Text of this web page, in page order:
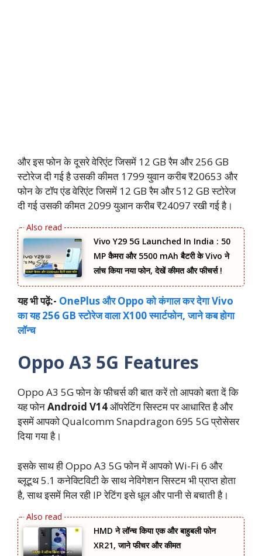
और इस फोन के दूसरे वेरिएंट जिसमें 12 GB रैम और 256 GB
स्टोरेज दी गई है उसकी कीमत 1799 युवान करीब ₹20653 और
फोन के टॉप एंड वेरिएंट जिसमें 12 GB रैम और 512 GB स्टोरेज
दी गई उसकी कीमत 2099 युआन करीब ₹24097 रखी गई है।
Vivo Y29 5G Launched In India : 50
MP कैमरा और 5500 mAh बैटरी के Vivo ने
लांच किया नया फोन, देखें कीमत और फीचर्स !
यह भी पढ़ें:- OnePlus और Oppo को कंगाल कर देगा Vivo
का यह 256 GB स्टोरेज वाला X100 स्मार्टफोन, जाने कब होगा
लॉन्च
Oppo A3 5G Features
Oppo A3 5G फोन के फीचर्स की बात करें तो आपको बता दें कि
यह फोनAndroid V14ऑपरेटिंग सिस्टम पर आधारित है और
इसमें आपको Qualcomm Snapdragon 695 5G प्रोसेसर
दिया गया है।
इसके साथ ही Oppo A3 5G फोन में आपको Wi-Fi 6 और
ब्लूटूथ 5.1 कनेक्टिविटी के साथ नेविगेशन सिस्टम भी प्राप्त होता
है, साथ इसमें मिल रही IP रेटिंग इसे धूल और पानी से बचाती है।
HMD ने लॉन्च किया एक और बाहुबली फोन
XR21, जाने फीचर और कीमत